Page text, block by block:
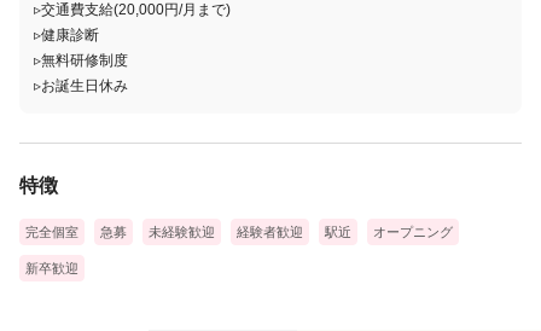
▹交通費支給(20,000円/月まで)
▹健康診断
▹無料研修制度
▹お誕生日休み
特徴
完全個室 急募 未経験歓迎 経験者歓迎 駅近 オープニング
新卒歓迎